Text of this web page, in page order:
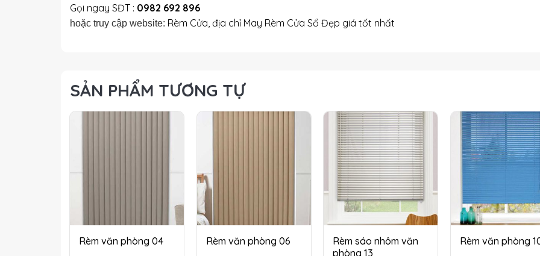
Gọi ngay SĐT : 0982 692 896
hoặc truy cập website: Rèm Cửa, địa chỉ May Rèm Cửa Sổ Đẹp giá tốt nhất
SẢN PHẨM TƯƠNG TỰ
Rèm văn phòng 04 Rèm văn phòng 06
Rèm sáo nhôm văn
phòng 13
Rèm văn phòng